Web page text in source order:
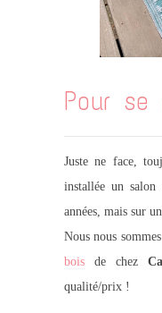
Pour se
Juste ne face,
installée un salon
années, mais sur
Nous nous
boisde chez
qualité/prix !